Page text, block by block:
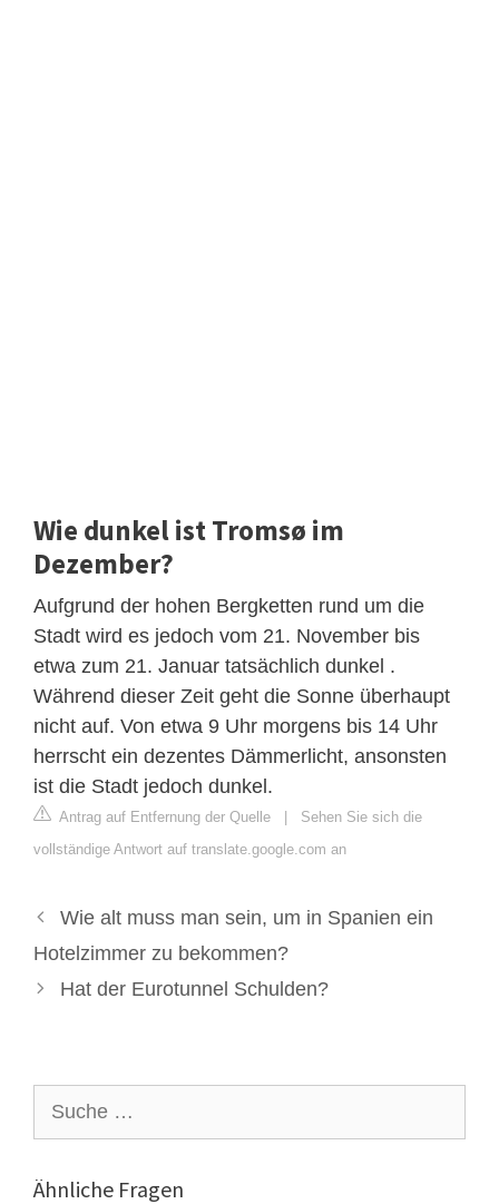
Wie dunkel ist Tromsø im
Dezember?
Aufgrund der hohen Bergketten rund um die
Stadt wird es jedoch vom 21. November bis
etwa zum 21. Januar tatsächlich dunkel .
Während dieser Zeit geht die Sonne überhaupt
nicht auf. Von etwa 9 Uhr morgens bis 14 Uhr
herrscht ein dezentes Dämmerlicht, ansonsten
ist die Stadt jedoch dunkel.
Antrag auf Entfernung der Quelle | Sehen Sie sich die
vollständige Antwort auf translate.google.com an
Wie alt muss man sein, um in Spanien ein
Hotelzimmer zu bekommen?
Hat der Eurotunnel Schulden?
nach:
Ähnliche Fragen